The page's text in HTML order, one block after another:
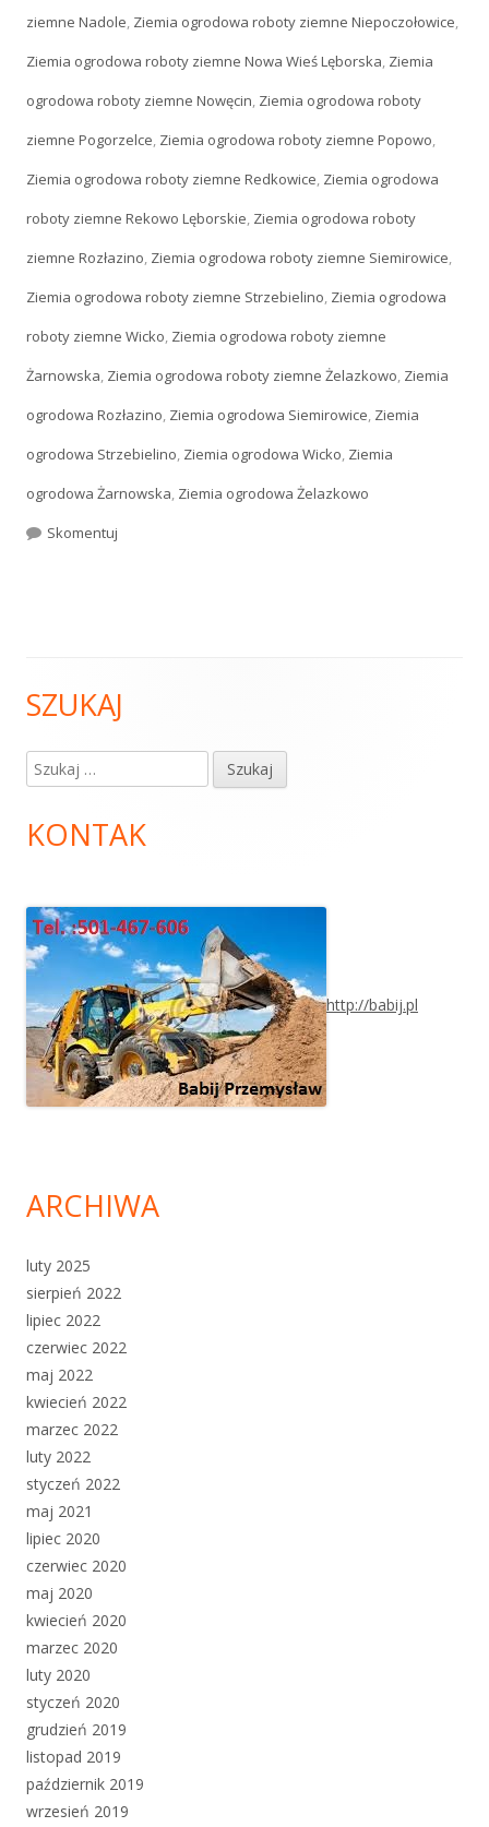
ziemne Nadole, Ziemia ogrodowa roboty ziemne Niepoczołowice,
Ziemia ogrodowa roboty ziemne Nowa Wieś Lęborska, Ziemia
ogrodowa roboty ziemne Nowęcin, Ziemia ogrodowa roboty
ziemne Pogorzelce, Ziemia ogrodowa roboty ziemne Popowo,
Ziemia ogrodowa roboty ziemne Redkowice, Ziemia ogrodowa
roboty ziemne Rekowo Lęborskie, Ziemia ogrodowa roboty
ziemne Rozłazino, Ziemia ogrodowa roboty ziemne Siemirowice,
Ziemia ogrodowa roboty ziemne Strzebielino, Ziemia ogrodowa
roboty ziemne Wicko, Ziemia ogrodowa roboty ziemne
Żarnowska, Ziemia ogrodowa roboty ziemne Żelazkowo, Ziemia
ogrodowa Rozłazino, Ziemia ogrodowa Siemirowice, Ziemia
ogrodowa Strzebielino, Ziemia ogrodowa Wicko, Ziemia
ogrodowa Żarnowska, Ziemia ogrodowa Żelazkowo
Skomentuj
Główny
panel
SZUKAJ
Szukaj:
KONTAK
http://babij.pl
ARCHIWA
luty 2025
sierpień 2022
lipiec 2022
czerwiec 2022
maj 2022
kwiecień 2022
marzec 2022
luty 2022
styczeń 2022
maj 2021
lipiec 2020
czerwiec 2020
maj 2020
kwiecień 2020
marzec 2020
luty 2020
styczeń 2020
grudzień 2019
listopad 2019
październik 2019
wrzesień 2019